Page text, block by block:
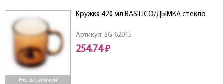
Нет в наличии
Артикул: SG-62015
Кружка 420 мл BASILICO/ДЫМКА стекло
254.74 ₽